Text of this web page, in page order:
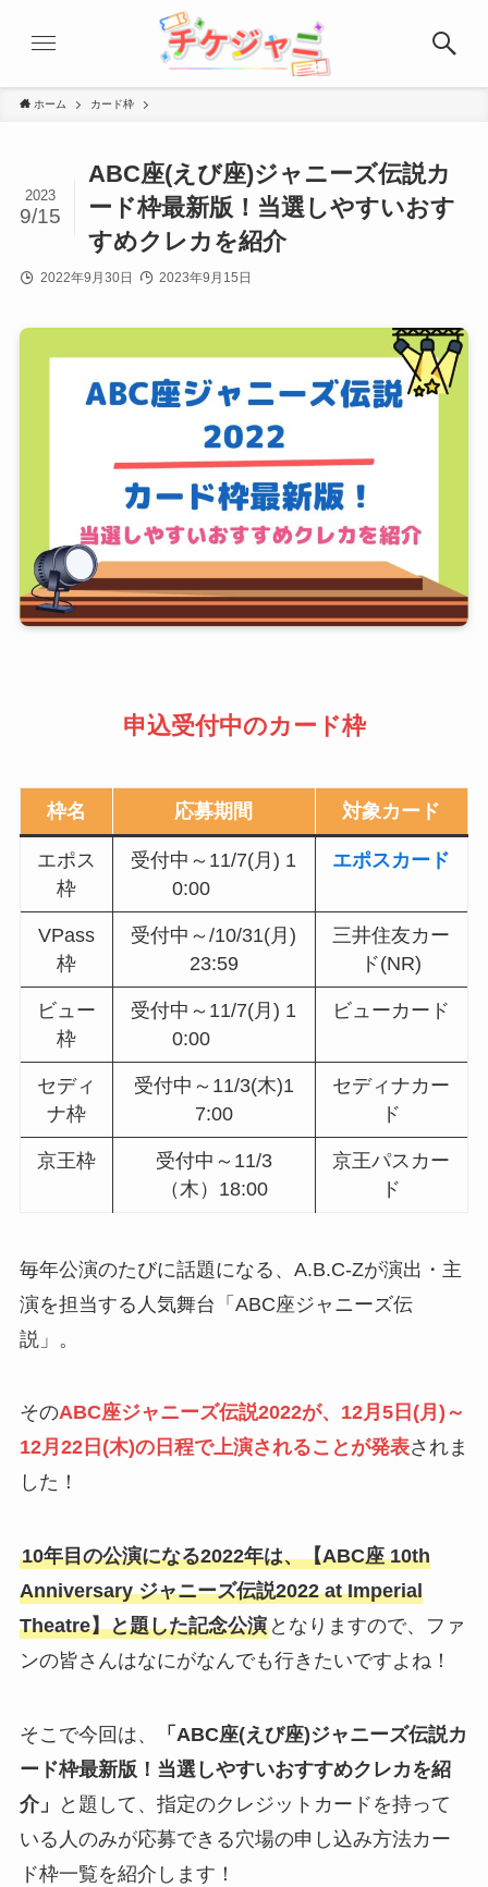
ホーム カード枠
ABC座(えび座)ジャニーズ伝説カ
ード枠最新版！当選しやすいおす
すめクレカを紹介
2023
9/15
2022年9月30日 2023年9月15日
申込受付中のカード枠
枠名 応募期間 対象カード
エポス
枠
受付中～11/7(月) 1
0:00
エポスカード
VPass
枠
受付中～/10/31(月)
23:59
三井住友カー
ド(NR)
ビュー
枠
受付中～11/7(月) 1
0:00
ビューカード
セディ
ナ枠
受付中～11/3(木)1
7:00
セディナカー
ド
京王枠
受付中～11/3
（木）18:00
京王パスカー
ド
毎年公演のたびに話題になる、A.B.C-Zが演出・主
演を担当する人気舞台「ABC座ジャニーズ伝
説」。
そのABC座ジャニーズ伝説2022が、12月5日(月)～
12月22日(木)の日程で上演されることが発表されま
した！
10年目の公演になる2022年は、【ABC座 10th
Anniversary ジャニーズ伝説2022 at Imperial
Theatre】と題した記念公演となりますので、ファ
ンの皆さんはなにがなんでも行きたいですよね！
そこで今回は、
「ABC座(えび座)ジャニーズ伝説カ
ード枠最新版！当選しやすいおすすめクレカを紹
介」
と題して、指定のクレジットカードを持って
いる人のみが応募できる穴場の申し込み方法カー
ド枠一覧を紹介します！